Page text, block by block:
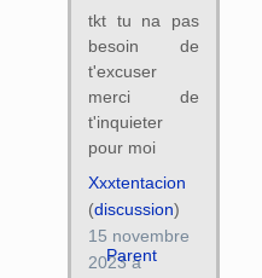
tkt tu na pas
besoin de
t'excuser
merci de
t'inquieter
pour moi
Parent
Xxxtentacion
(discussion)
15 novembre
2023 à